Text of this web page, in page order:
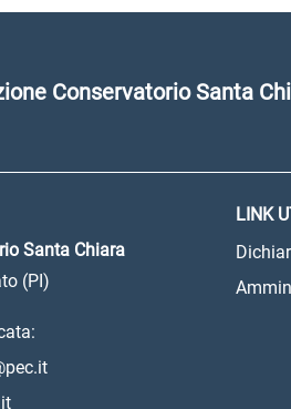
Conservatorio Santa
Santa Chiara
(PI)
LINK